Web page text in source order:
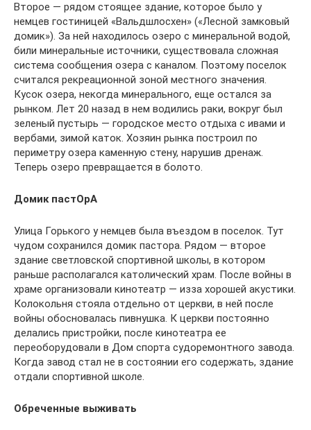
Второе — рядом стоящее здание, которое было у
немцев гостиницей «Вальдшлосхен» («Лесной замковый
домик»). За ней находилось озеро с минеральной водой,
били минеральные источники, существовала сложная
система сообщения озера с каналом. Поэтому поселок
считался рекреационной зоной местного значения.
Кусок озера, некогда минерального, еще остался за
рынком. Лет 20 назад в нем водились раки, вокруг был
зеленый пустырь — городское место отдыха с ивами и
вербами, зимой каток. Хозяин рынка построил по
периметру озера каменную стену, нарушив дренаж.
Теперь озеро превращается в болото.
Домик пастОрА
Улица Горького у немцев была въездом в поселок. Тут
чудом сохранился домик пастора. Рядом — второе
здание светловской спортивной школы, в котором
раньше располагался католический храм. После войны в
храме организовали кинотеатр — изза хорошей акустики.
Колокольня стояла отдельно от церкви, в ней после
войны обосновалась пивнушка. К церкви постоянно
делались пристройки, после кинотеатра ее
переоборудовали в Дом спорта судоремонтного завода.
Когда завод стал не в состоянии его содержать, здание
отдали спортивной школе.
Обреченные выживать